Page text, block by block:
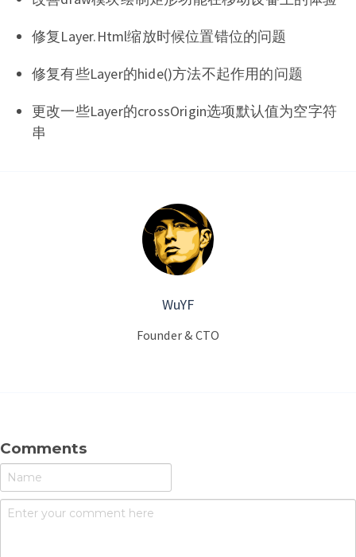
修复Layer.Html缩放时候位置错位的问题
修复有些Layer的hide()方法不起作用的问题
更改一些Layer的crossOrigin选项默认值为空字符
串
WuYF
Founder & CTO
Comments